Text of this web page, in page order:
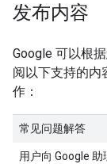
发布内容
Google 可以根
阅以下支持的内
作：
常见问题解答
用户向 Google